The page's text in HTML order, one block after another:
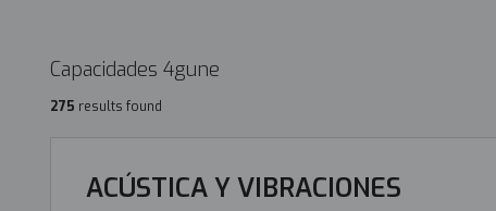
Capacidades 4gune
275 results found
ACÚSTICA Y VIBRACIONES